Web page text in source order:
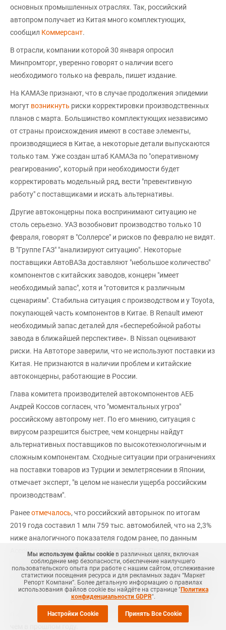
основных промышленных отраслях. Так, российский
автопром получает из Китая много комплектующих,
сообщил Коммерсант.
В отрасли, компании которой 30 января опросил
Минпромторг, уверенно говорят о наличии всего
необходимого только на февраль, пишет издание.
На КАМАЗе признают, что в случае продолжения эпидемии
могут возникнуть риски корректировки производственных
планов с марта. Большинство комплектующих независимо
от страны происхождения имеют в составе элементы,
производящиеся в Китае, а некоторые детали выпускаются
только там. Уже создан штаб КАМАЗа по "оперативному
реагированию", который при необходимости будет
корректировать модельный ряд, вести "превентивную
работу" с поставщиками и искать альтернативы.
Другие автоконцерны пока воспринимают ситуацию не
столь серьезно. УАЗ возобновит производство только 10
февраля, говорят в "Соллерсе" и рисков по февралю не видят.
В "Группе ГАЗ" "анализируют ситуацию". Некоторые
поставщики АвтоВАЗа доставляют "небольшое количество"
компонентов с китайских заводов, концерн "имеет
необходимый запас", хотя и "готовится к различным
сценариям". Стабильна ситуация с производством и у Toyota,
покупающей часть компонентов в Китае. В Renault имеют
необходимый запас деталей для «бесперебойной работы
завода в ближайшей перспективе». В Nissan оценивают
риски. На Автоторе заверили, что не используют поставки из
Китая. Не признаются в наличии проблем и китайские
автоконцерны, работающие в России.
Глава комитета производителей автокомпонентов АЕБ
Андрей Коссов согласен, что "моментальных угроз"
российскому автопрому нет. По его мнению, ситуация с
вирусом разрешится быстрее, чем концерны найдут
альтернативных поставщиков по высокотехнологичным и
сложным компонентам. Сходные ситуации при ограничениях
на поставки товаров из Турции и землетрясении в Японии,
отмечает эксперт, "в целом не нанесли ущерба российским
производствам".
Ранееотмечалось, что российский авторынок по итогам
2019 года составил 1 млн 759 тыс. автомобилей, что на 2,3%
ниже аналогичного показателя годом ранее, по данным
Ассоциации европейского бизнеса (АЕБ). Продажи же
легковых автомобилей и легкого коммерческого транспорта
в России в декабре увеличились на 2,3% до 179 тыс. машин.
Как прогнозируют в АЕБ, в 2020 году продажи пассажирских
и легких коммерческих автомобилей в России продолжат
падение, составив 1,72 млн единиц, то есть на 2,1% меньше,
Мы используем файлы cookieв различных целях, включая
соблюдение мер безопасности, обеспечение наилучшего
пользовательского опыта при работе с нашим сайтом, отслеживание
статистики посещения ресурса и для рекламных задач “Маркет
Репорт Компани”. Более детальную информацию о правилах
использования файлов cookie вы найдёте на странице "Политика
конфиденциальности GDPR".
Настройки Cookie Принять Все Cookie